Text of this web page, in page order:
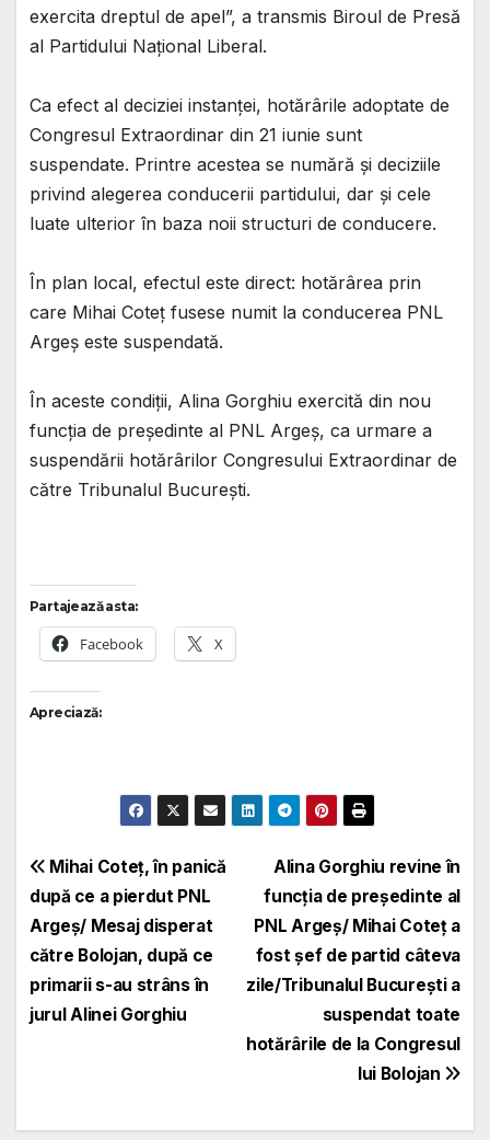
exercita dreptul de apel”, a transmis Biroul de Presă
al Partidului Național Liberal.
Ca efect al deciziei instanței, hotărârile adoptate de
Congresul Extraordinar din 21 iunie sunt
suspendate. Printre acestea se numără și deciziile
privind alegerea conducerii partidului, dar și cele
luate ulterior în baza noii structuri de conducere.
În plan local, efectul este direct: hotărârea prin
care Mihai Coteț fusese numit la conducerea PNL
Argeș este suspendată.
În aceste condiții, Alina Gorghiu exercită din nou
funcția de președinte al PNL Argeș, ca urmare a
suspendării hotărârilor Congresului Extraordinar de
către Tribunalul București.
Partajează asta:
Facebook X
Apreciază:
Navigare
în
articole
Alina Gorghiu revine în
funcția de președinte al
PNL Argeș/ Mihai Coteț a
fost șef de partid câteva
zile/Tribunalul București a
suspendat toate
hotărârile de la Congresul
lui Bolojan
Mihai Coteț, în panică
după ce a pierdut PNL
Argeș/ Mesaj disperat
către Bolojan, după ce
primarii s-au strâns în
jurul Alinei Gorghiu